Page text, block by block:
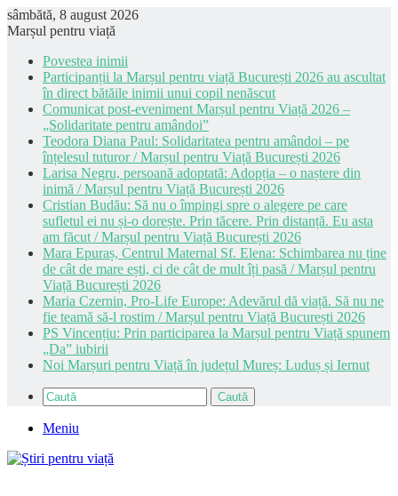
sâmbătă, 8 august 2026
Marșul pentru viață
Povestea inimii
Participanții la Marșul pentru viață București 2026 au ascultat
în direct bătăile inimii unui copil nenăscut
Comunicat post-eveniment Marșul pentru Viață 2026 –
„Solidaritate pentru amândoi”
Teodora Diana Paul: Solidaritatea pentru amândoi – pe
înțelesul tuturor / Marșul pentru Viață București 2026
Larisa Negru, persoană adoptată: Adopția – o naștere din
inimă / Marșul pentru Viață București 2026
Cristian Budău: Să nu o împingi spre o alegere pe care
sufletul ei nu și-o dorește. Prin tăcere. Prin distanță. Eu asta
am făcut / Marșul pentru Viață București 2026
Mara Epuraș, Centrul Maternal Sf. Elena: Schimbarea nu ține
de cât de mare ești, ci de cât de mult îți pasă / Marșul pentru
Viață București 2026
Maria Czernin, Pro-Life Europe: Adevărul dă viață. Să nu ne
fie teamă să-l rostim / Marșul pentru Viață București 2026
PS Vincențiu: Prin participarea la Marșul pentru Viață spunem
„Da” iubirii
Noi Marșuri pentru Viață în județul Mureș: Luduș și Iernut
Caută
Meniu